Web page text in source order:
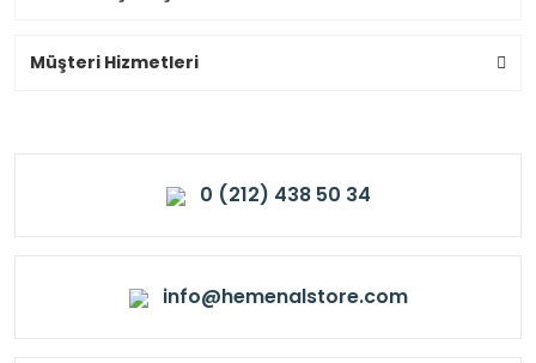
Müşteri Hizmetleri
0 (212) 438 50 34
info@hemenalstore.com